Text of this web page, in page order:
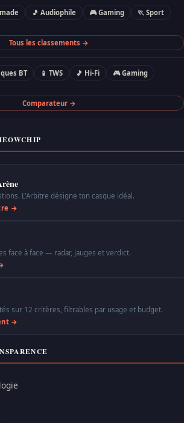
🎵 Audiophile 🎮 Gaming
🏃 Sport
Tous les classements →
BT 📱 TWS 🎵 Hi-Fi
🎮 Gaming
Comparateur →
L'Arbitre désigne ton casque idéal.
→
face à face — radar, jauges et verdict.
sur 12 critères, filtrables par usage et budget.
→